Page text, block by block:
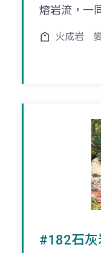
熔岩流，一
火成岩
#182石灰